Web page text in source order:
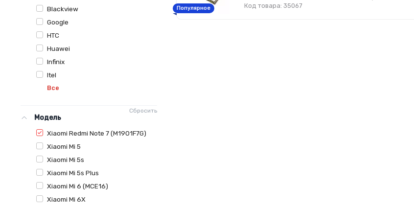
Blackview
Google
HTC
Huawei
Infinix
Itel
Все
Сбросить
Модель
Xiaomi Redmi Note 7 (M1901F7G)
Xiaomi Mi 5
Xiaomi Mi 5s
Xiaomi Mi 5s Plus
Xiaomi Mi 6 (MCE16)
Xiaomi Mi 6X
Код товара: 35067
Популярное